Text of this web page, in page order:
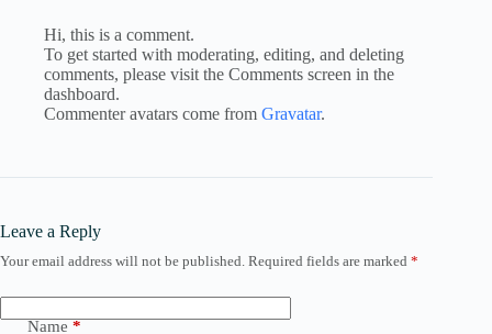
Hi, this is a comment.
To get started with moderating, editing, and deleting
comments, please visit the Comments screen in the
dashboard.
Commenter avatars come from Gravatar.
Leave a Reply
Your email address will not be published. Required fields are marked *
Name *